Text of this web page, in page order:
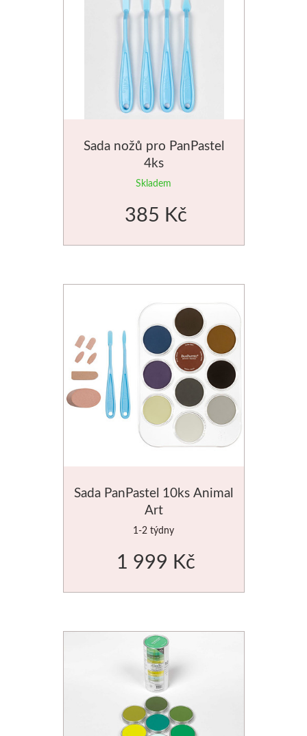
Sada nožů pro PanPastel
4ks
Skladem
385 Kč
Sada PanPastel 10ks Animal
Art
1-2 týdny
1 999 Kč